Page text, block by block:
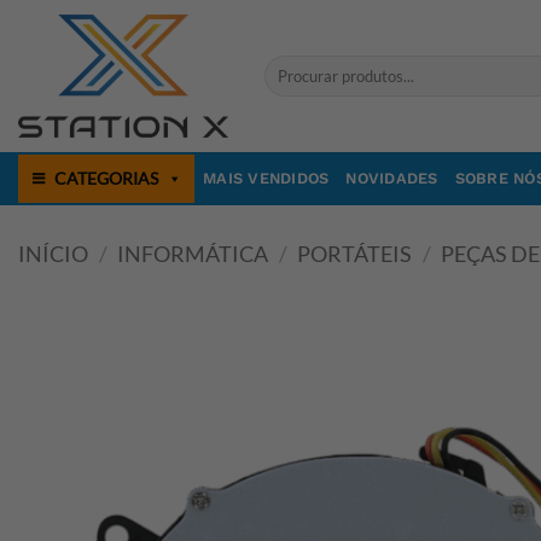
Pesquisar
CATEGORIAS MAIS VENDIDOS NOVIDADES SOBRE
INÍCIO / INFORMÁTICA / PORTÁTEIS / PEÇAS